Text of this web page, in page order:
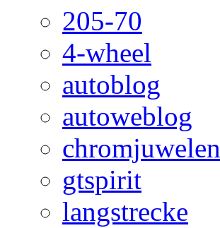
205-70
4-wheel
autoblog
autoweblog
chromjuwelen
gtspirit
langstrecke